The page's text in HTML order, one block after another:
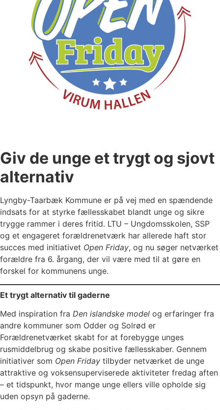
Giv de unge et trygt og sjovt
alternativ
Lyngby-Taarbæk Kommune er på vej med en spændende
indsats for at styrke fællesskabet blandt unge og sikre
trygge rammer i deres fritid. LTU – Ungdomsskolen, SSP
og et engageret forældrenetværk har allerede haft stor
succes med initiativet Open Friday, og nu søger netværket
forældre fra 6. årgang, der vil være med til at gøre en
forskel for kommunens unge.
Et trygt alternativ til gaderne
Med inspiration fra Den islandske model og erfaringer fra
andre kommuner som Odder og Solrød er
Forældrenetværket skabt for at forebygge unges
rusmiddelbrug og skabe positive fællesskaber. Gennem
initiativer som Open Friday tilbyder netværket de unge
attraktive og voksensuperviserede aktiviteter fredag aften
– et tidspunkt, hvor mange unge ellers ville opholde sig
uden opsyn på gaderne.